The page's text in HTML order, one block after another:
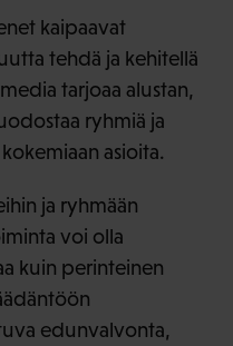
kaipaavat
tehdä ja kehitellä
tarjoaa alustan,
ryhmiä ja
asioita.
ja ryhmään
voi olla
kuin perinteinen
edunvalvonta,